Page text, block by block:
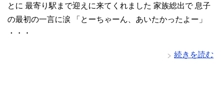
とに 最寄り駅まで迎えに来てくれました 家族総出で 息子
の最初の一言に涙 「とーちゃーん、あいたかったよー」
・・・
続きを読む